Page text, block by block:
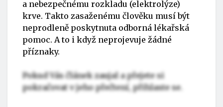
a nebezpečnému rozkladu (elektrolýze)
krve. Takto zasaženému člověku musí být
neprodleně poskytnuta odborná lékařská
pomoc. A to i když neprojevuje žádné
příznaky.
Pokud Vás článek zaujal a přejete si
pokračovat v jeho přečtení, přihlaste se.